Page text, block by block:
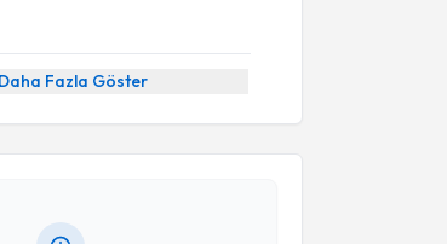
Daha Fazla Göster
için randevu takvimi talebi oluşturun.
almanız için bir takvim